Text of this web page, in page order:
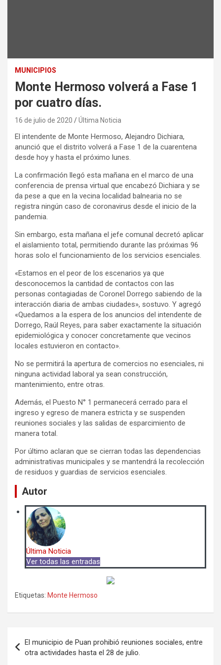
MUNICIPIOS
Monte Hermoso volverá a Fase 1
por cuatro días.
16 de julio de 2020 Última Noticia
El intendente de Monte Hermoso, Alejandro Dichiara,
anunció que el distrito volverá a Fase 1 de la cuarentena
desde hoy y hasta el próximo lunes.
La confirmación llegó esta mañana en el marco de una
conferencia de prensa virtual que encabezó Dichiara y se
da pese a que en la vecina localidad balnearia no se
registra ningún caso de coronavirus desde el inicio de la
pandemia.
Sin embargo, esta mañana el jefe comunal decretó aplicar
el aislamiento total, permitiendo durante las próximas 96
horas solo el funcionamiento de los servicios esenciales.
«Estamos en el peor de los escenarios ya que
desconocemos la cantidad de contactos con las
personas contagiadas de Coronel Dorrego sabiendo de la
interacción diaria de ambas ciudades», sostuvo. Y agregó
«Quedamos a la espera de los anuncios del intendente de
Dorrego, Raúl Reyes, para saber exactamente la situación
epidemiológica y conocer concretamente que vecinos
locales estuvieron en contacto».
No se permitirá la apertura de comercios no esenciales, ni
ninguna actividad laboral ya sean construcción,
mantenimiento, entre otras.
Además, el Puesto N° 1 permanecerá cerrado para el
ingreso y egreso de manera estricta y se suspenden
reuniones sociales y las salidas de esparcimiento de
manera total.
Por último aclaran que se cierran todas las dependencias
administrativas municipales y se mantendrá la recolección
de residuos y guardias de servicios esenciales.
Autor
Última Noticia
Ver todas las entradas
Etiquetas: Monte Hermoso
de
El municipio de Puan prohibió reuniones sociales, entre
otra actividades hasta el 28 de julio.